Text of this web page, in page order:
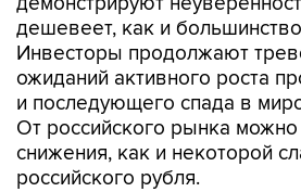
дешевеет, как и
Инвесторы продолжают
ожиданий активного роста
и последующего спада в
От российского рынка
снижения, как и некоторой
российского рубля.